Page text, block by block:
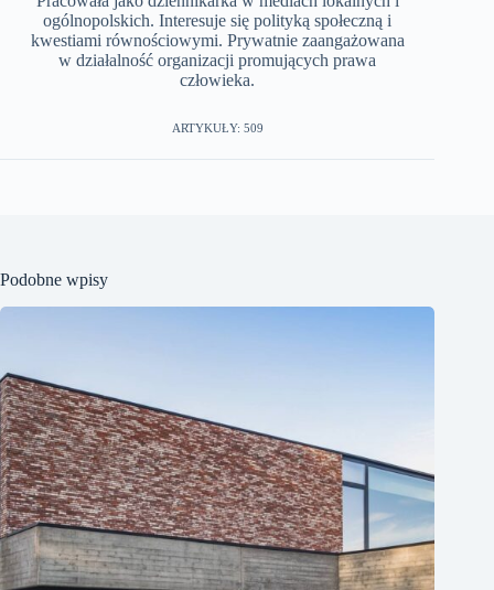
ogólnopolskich. Interesuje się polityką społeczną i
kwestiami równościowymi. Prywatnie zaangażowana
w działalność organizacji promujących prawa
człowieka.
ARTYKUŁY: 509
Podobne wpisy